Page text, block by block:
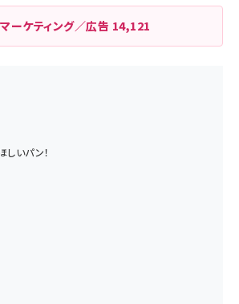
マーケティング／広告 14,121
しいパン！